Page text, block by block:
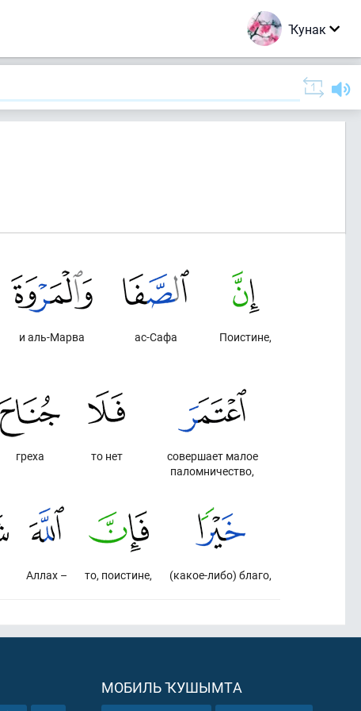
Ҡунак
Поистине,
ас-Сафа
и аль-Марва
совершает малое
паломничество,
то нет
греха
(какое-либо) благо,
то, поистине,
Аллах –
МОБИЛЬ ҠУШЫМТА